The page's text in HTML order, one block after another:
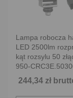
Lampa robocza
LED 2500lm
kąt rozsylu 50
950-
244,34 zł